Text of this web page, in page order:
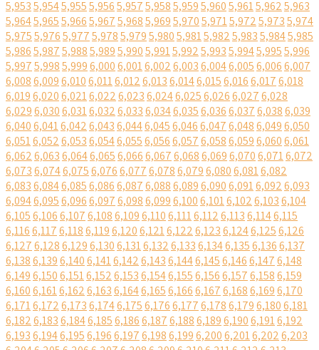
5,9535,9545,9555,9565,9575,9585,9595,9605,9615,9625,963
5,9645,9655,9665,9675,9685,9695,9705,9715,9725,9735,974
5,9755,9765,9775,9785,9795,9805,9815,9825,9835,9845,985
5,9865,9875,9885,9895,9905,9915,9925,9935,9945,9955,996
5,9975,9985,9996,0006,0016,0026,0036,0046,0056,0066,007
6,0086,0096,0106,0116,0126,0136,0146,0156,0166,0176,018
6,0196,0206,0216,0226,0236,0246,0256,0266,0276,028
6,0296,0306,0316,0326,0336,0346,0356,0366,0376,0386,039
6,0406,0416,0426,0436,0446,0456,0466,0476,0486,0496,050
6,0516,0526,0536,0546,0556,0566,0576,0586,0596,0606,061
6,0626,0636,0646,0656,0666,0676,0686,0696,0706,0716,072
6,0736,0746,0756,0766,0776,0786,0796,0806,0816,082
6,0836,0846,0856,0866,0876,0886,0896,0906,0916,0926,093
6,0946,0956,0966,0976,0986,0996,1006,1016,1026,1036,104
6,1056,1066,1076,1086,1096,1106,1116,1126,1136,1146,115
6,1166,1176,1186,1196,1206,1216,1226,1236,1246,1256,126
6,1276,1286,1296,1306,1316,1326,1336,1346,1356,1366,137
6,1386,1396,1406,1416,1426,1436,1446,1456,1466,1476,148
6,1496,1506,1516,1526,1536,1546,1556,1566,1576,1586,159
6,1606,1616,1626,1636,1646,1656,1666,1676,1686,1696,170
6,1716,1726,1736,1746,1756,1766,1776,1786,1796,1806,181
6,1826,1836,1846,1856,1866,1876,1886,1896,1906,1916,192
6,1936,1946,1956,1966,1976,1986,1996,2006,2016,2026,203